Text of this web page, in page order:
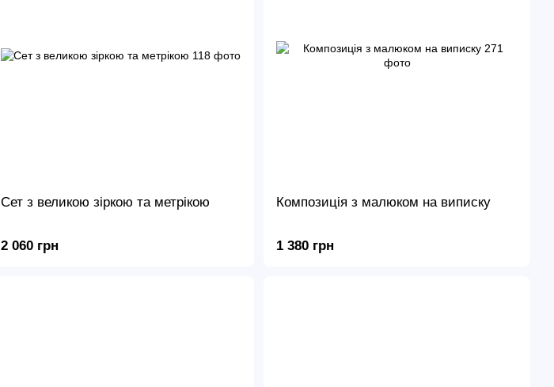
Сет з великою зіркою та метрікою
2 060 грн
Композиція з малюком на виписку
1 380 грн